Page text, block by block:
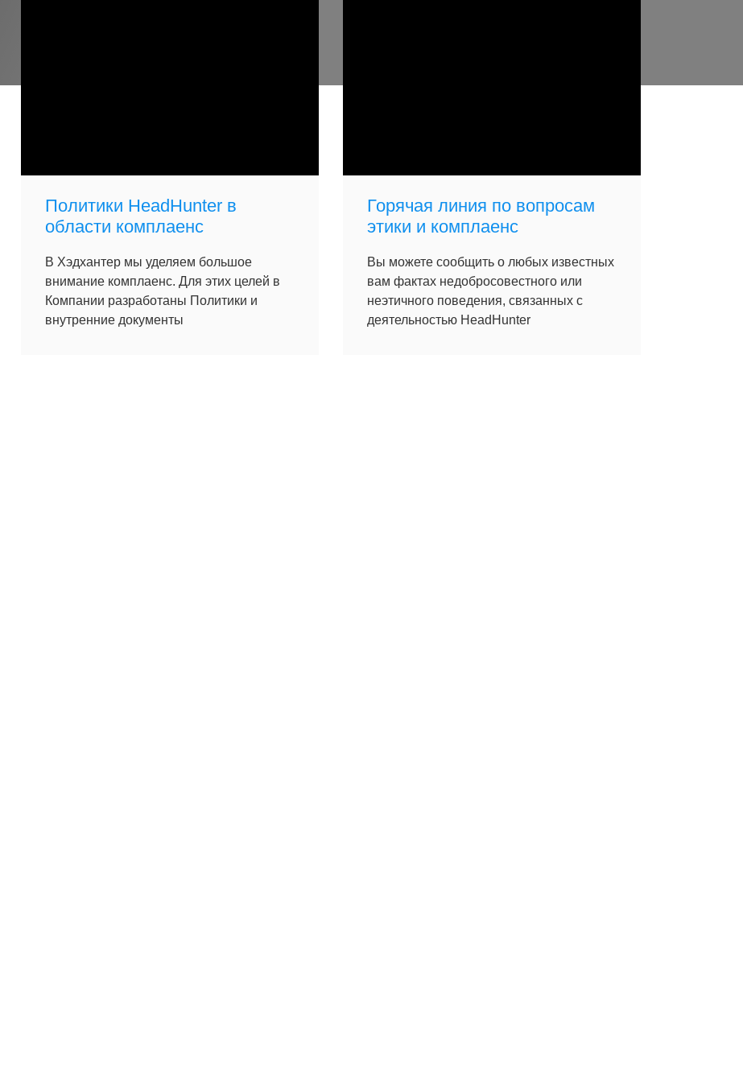
Политики HeadHunter в
области комплаенс
В Хэдхантер мы уделяем большое
внимание комплаенс. Для этих целей в
Компании разработаны Политики и
внутренние документы
Горячая линия по вопросам
этики и комплаенс
Вы можете сообщить о любых известных
вам фактах недобросовестного или
неэтичного поведения, связанных с
деятельностью HeadHunter